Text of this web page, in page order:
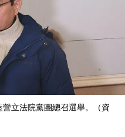
立法院黨團總召選舉。（資